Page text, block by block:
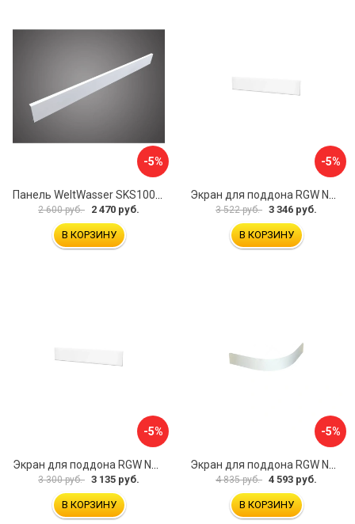
-5%
Панель WeltWasser SKS100-WT 10000004396
2 600 руб. 2 470 руб.
В КОРЗИНУ
-5%
Экран для поддона RGW NG-21 03231480-01
3 522 руб. 3 346 руб.
В КОРЗИНУ
-5%
3 300 руб. 3 135 руб.
В КОРЗИНУ
-5%
4 835 руб. 4 593 руб.
В КОРЗИНУ